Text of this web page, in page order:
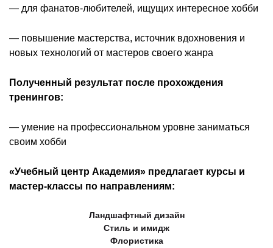
— для фанатов-любителей, ищущих интересное хобби
— повышение мастерства, источник вдохновения и
новых технологий от мастеров своего жанра
Полученный результат после прохождения
тренингов:
— умение на профессиональном уровне заниматься
своим хобби
«Учебный центр Академия» предлагает курсы и
мастер-классы по направлениям:
Ландшафтный дизайн
Стиль и имидж
Флористика